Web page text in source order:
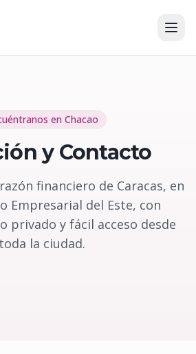
en Chacao
y Contacto
financiero de Caracas, en
Empresarial del Este, con
privado y fácil acceso desde
toda la ciudad.